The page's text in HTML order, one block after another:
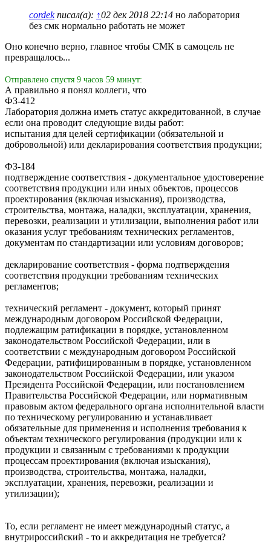
cordekписал(а): ↑02 дек 2018 22:14 но лаборатория
без смк нормально работать не может
Оно конечно верно, главное чтобы СМК в самоцель не
превращалось...
Отправлено спустя 9 часов 59 минут:
А правильно я понял коллеги, что
ФЗ-412
Лаборатория должна иметь статус аккредитованной, в случае
если она проводит следующие виды работ:
испытания для целей сертификации (обязательной и
добровольной) или декларирования соответствия продукции;
ФЗ-184
подтверждение соответствия - документальное удостоверение
соответствия продукции или иных объектов, процессов
проектирования (включая изыскания), производства,
строительства, монтажа, наладки, эксплуатации, хранения,
перевозки, реализации и утилизации, выполнения работ или
оказания услуг требованиям технических регламентов,
документам по стандартизации или условиям договоров;
декларирование соответствия - форма подтверждения
соответствия продукции требованиям технических
регламентов;
технический регламент - документ, который принят
международным договором Российской Федерации,
подлежащим ратификации в порядке, установленном
законодательством Российской Федерации, или в
соответствии с международным договором Российской
Федерации, ратифицированным в порядке, установленном
законодательством Российской Федерации, или указом
Президента Российской Федерации, или постановлением
Правительства Российской Федерации, или нормативным
правовым актом федерального органа исполнительной власти
по техническому регулированию и устанавливает
обязательные для применения и исполнения требования к
объектам технического регулирования (продукции или к
продукции и связанным с требованиями к продукции
процессам проектирования (включая изыскания),
производства, строительства, монтажа, наладки,
эксплуатации, хранения, перевозки, реализации и
утилизации);
То, если регламент не имеет международный статус, а
внутрироссийский - то и аккредитация не требуется?